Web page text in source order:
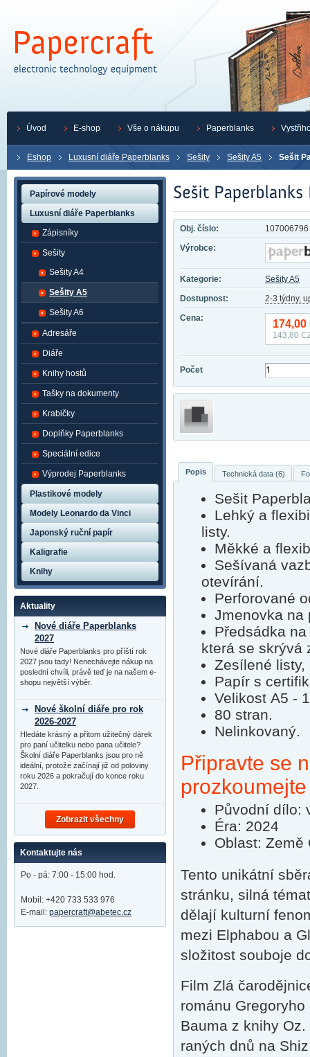
Eshop Luxusní diáře Paperblanks Sešity Sešity A5 Sešit
Obj. číslo:
107006796
Výrobce:
Kategorie:
Sešity A5
Dostupnost:
2-3 týdny,
Cena:
174,00
143,80
Počet
Popis Technická data (6)
Sešit
Lehký a
listy.
Měkké a
Sešívaná
otevírání.
Perforované
Jmenovka na
Předsádka
která se skrývá
Zesílené
Papír s
Velikost A5 -
80 stran.
Nelinkovaný.
Připravte se
Původní dílo:
Éra: 2024
Oblast: Země
Tento unikátní
stránku, silná
dělají kulturní
mezi Elphabou a
složitost souboje
Film Zlá
románu
Bauma z knihy
raných dnů na
Papírové modely
Luxusní diáře Paperblanks
Zápisníky
Sešity
Sešity A4
Sešity A5
Sešity A6
Adresáře
Diáře
Knihy hostů
Tašky na dokumenty
Krabičky
Doplňky Paperblanks
Speciální edice
Výprodej Paperblanks
Plastikové modely
Modely Leonardo da Vinci
Japonský ruční papír
Kaligrafie
Knihy
Aktuality
Nové diáře Paperblanks
2027
Nové diáře Paperblanks pro příští rok
2027 jsou tady! Nenechávejte nákup na
poslední chvíli, právě teď je na našem e-
shopu největší výběr.
Nové školní diáře pro rok
2026-2027
Hledáte krásný a přitom užitečný dárek
pro paní učitelku nebo pana učitele?
Školní diáře Paperblanks jsou pro ně
ideální, protože začínají již od poloviny
roku 2026 a pokračují do konce roku
2027.
Zobrazit všechny
Kontaktujte nás
Po - pá: 7:00 - 15:00 hod.
Mobil: +420 733 533 976
E-mail: papercraft@abetec.cz
Úvod E-shop Vše o nákupu Paperblanks